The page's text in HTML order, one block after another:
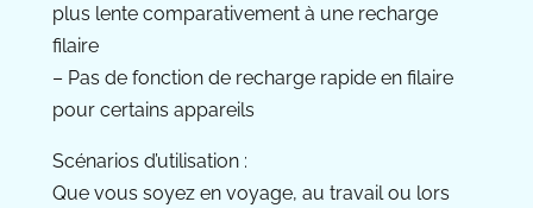
plus lente comparativement à une recharge
filaire
– Pas de fonction de recharge rapide en filaire
pour certains appareils
Scénarios d’utilisation :
Que vous soyez en voyage, au travail ou lors